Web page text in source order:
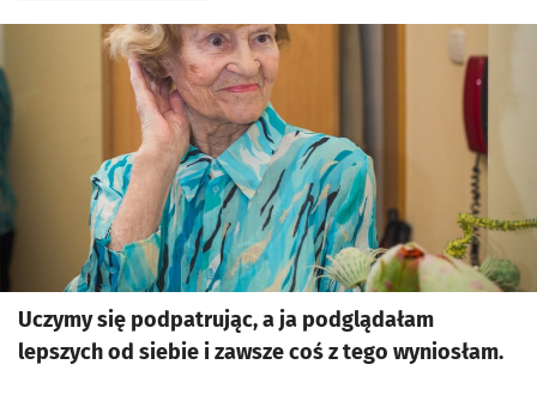
Kliknij, aby powiększyć
Uczymy się podpatrując, a ja podglądałam
lepszych od siebie i zawsze coś z tego wyniosłam.